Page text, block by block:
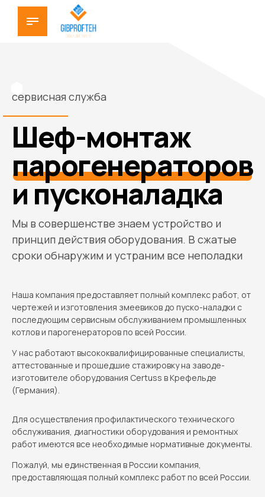
сервисная служба
Шеф-монтаж
парогенераторов
и пусконаладка
Мы в совершенстве знаем устройство и
принцип действия оборудования. В сжатые
сроки обнаружим и устраним все неполадки
Наша компания предоставляет полный комплекс работ, от
чертежей и изготовления змеевиков до пуско-наладки с
последующим сервисным обслуживанием промышленных
котлов и парогенераторов по всей России.
У нас работают высококвалифицированные специалисты,
аттестованные и прошедшие стажировку на заводе-
изготовителе оборудования Certuss в Крефельде
(Германия).
Для осуществления профилактического технического
обслуживания, диагностики оборудования и ремонтных
работ имеются все необходимые нормативные документы.
Пожалуй, мы единственная в России компания,
предоставляющая полный комплекс работ по всей России.